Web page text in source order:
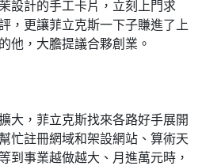
設計的手工卡片，立刻上門求
，更讓菲立克斯一下子賺進了上
他，大膽提議合夥創業。
大，菲立克斯找來各路好手展開
忙註冊網域和架設網站、算術天
到事業越做越大、月進萬元時，